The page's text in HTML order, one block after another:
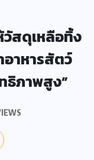
สดุเหลือทิ้ง
าหารสัตว์
ธิภาพสูง”